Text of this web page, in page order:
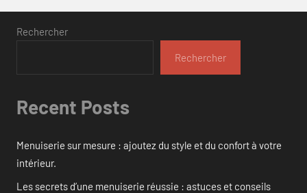
Rechercher
Rechercher
Recent Posts
Menuiserie sur mesure : ajoutez du style et du confort à votre
intérieur.
Les secrets d’une menuiserie réussie : astuces et conseils